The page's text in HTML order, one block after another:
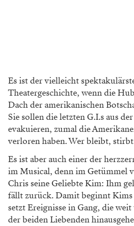
Es ist der vielleicht
Theatergeschichte, wenn die
Dach der amerikanischen
Sie sollen die letzten G.I.s aus
evakuieren, zumal die
verloren haben. Wer bleibt,
Es ist aber auch einer der
im Musical, denn im Getümmel
Chris seine Geliebte Kim: Ihm
fällt zurück. Damit beginnt Kims
setzt Ereignisse in Gang, die
der beiden Liebenden